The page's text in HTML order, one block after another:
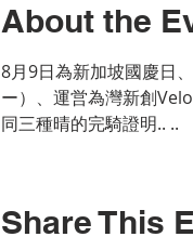
About the
8月9日為新加坡國慶日
ー）、運営為灣新創
同三種晴的完騎證明.. ..
Share This